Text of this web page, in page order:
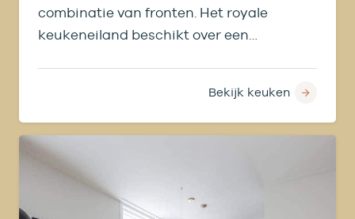
combinatie van fronten. Het royale
keukeneiland beschikt over een
Bekijk keuken